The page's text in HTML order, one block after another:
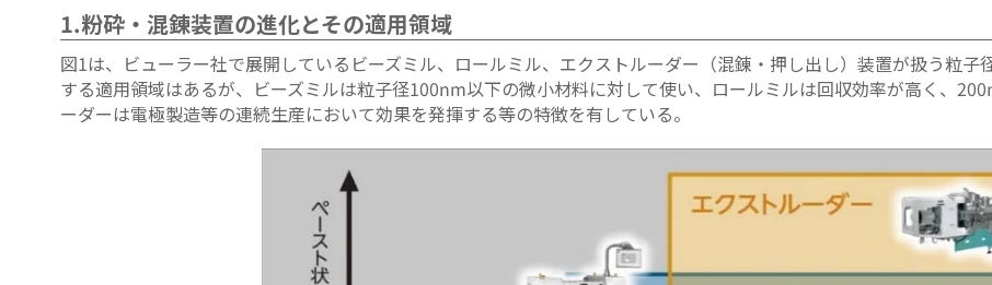
1.粉砕・混錬装置の進化とその適用領域
図1は、ビューラー社で展開しているビーズミル、ロールミル、エクストルーダー（混錬・押し出し）装置が扱う粒
する適用領域はあるが、ビーズミルは粒子径100nm以下の微小材料に対して使い、ロールミルは回収効率が高く、
ーダーは電極製造等の連続生産において効果を発揮する等の特徴を有している。